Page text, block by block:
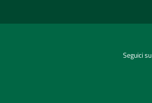
Seguici su